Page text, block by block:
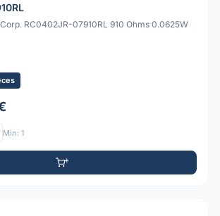
RC0402JR-07910RL 910 Ohms 0.0625W
Min: 1